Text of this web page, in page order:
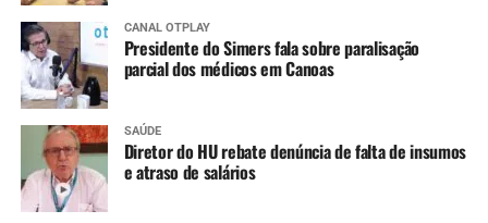
CANAL OTPLAY
Presidente do Simers fala sobre paralisação
parcial dos médicos em Canoas
SAÚDE
Diretor do HU rebate denúncia de falta de insumos
e atraso de salários